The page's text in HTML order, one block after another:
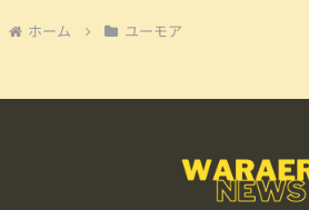
ホーム ユーモア